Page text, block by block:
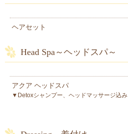
ヘアセット
Head Spa～ヘッドスパ～
アクア ヘッドスパ
▼Detoxシャンプー、ヘッドマッサージ込み